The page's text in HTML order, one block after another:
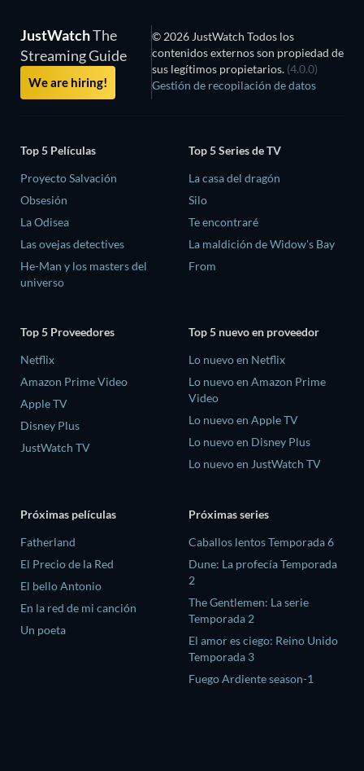
JustWatchThe
Streaming Guide
We are hiring!
© 2026 JustWatch Todos los
contenidos externos son propiedad de
sus legítimos propietarios. (4.0.0)
Gestión de recopilación de datos
Top 5 Películas
Proyecto Salvación
Obsesión
La Odisea
Las ovejas detectives
He-Man y los masters del
universo
Top 5 Series de TV
La casa del dragón
Silo
Te encontraré
La maldición de Widow's Bay
From
Top 5 Proveedores
Netflix
Amazon Prime Video
Apple TV
Disney Plus
JustWatch TV
Top 5 nuevo en proveedor
Lo nuevo en Netflix
Lo nuevo en Amazon Prime
Video
Lo nuevo en Apple TV
Lo nuevo en Disney Plus
Lo nuevo en JustWatch TV
Próximas películas
Fatherland
El Precio de la Red
El bello Antonio
En la red de mi canción
Un poeta
Próximas series
Caballos lentos Temporada 6
Dune: La profecía Temporada
2
The Gentlemen: La serie
Temporada 2
El amor es ciego: Reino Unido
Temporada 3
Fuego Ardiente season-1